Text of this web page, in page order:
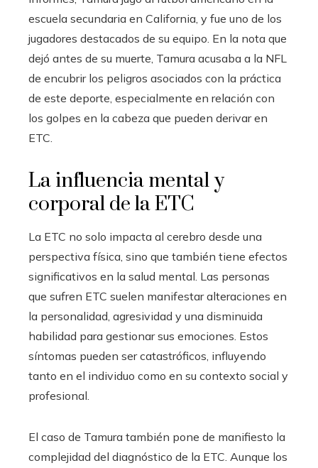
escuela secundaria en California, y fue uno de los
jugadores destacados de su equipo. En la nota que
dejó antes de su muerte, Tamura acusaba a la NFL
de encubrir los peligros asociados con la práctica
de este deporte, especialmente en relación con
los golpes en la cabeza que pueden derivar en
ETC.
La influencia mental y
corporal de la ETC
La ETC no solo impacta al cerebro desde una
perspectiva física, sino que también tiene efectos
significativos en la salud mental. Las personas
que sufren ETC suelen manifestar alteraciones en
la personalidad, agresividad y una disminuida
habilidad para gestionar sus emociones. Estos
síntomas pueden ser catastróficos, influyendo
tanto en el individuo como en su contexto social y
profesional.
El caso de Tamura también pone de manifiesto la
complejidad del diagnóstico de la ETC. Aunque los